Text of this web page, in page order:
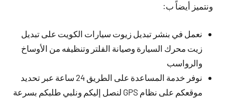
ونتميز أيضاً ب:
نعمل في بنشر تبديل زيوت سيارات الكويت على تبديل
زيت محرك السيارة وصيانة الفلتر وتنظيفه من الأوساخ
والرواسب
نوفر خدمة المساعدة على الطريق 24 ساعة عبر تحديد
موقعكم على نظام GPS لنصل إليكم ونلبي طلبكم بسرعة